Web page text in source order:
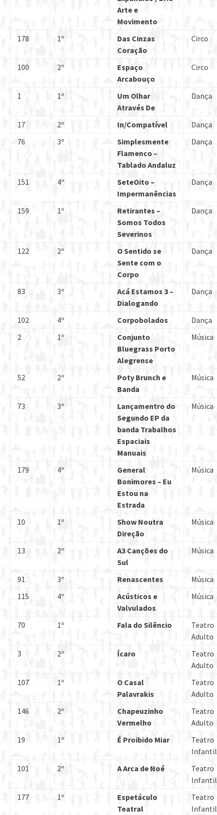
Arte e
Movimento
178
1º
Das Cinzas
Coração
Circo
100 2º
Espaço
Arcabouço
Circo
1 1º
Um Olhar
Através De
Dança
17 2º In/Compatível
Dança
76
3º
Simplesmente
Flamenco –
Tablado Andaluz
Dança
151 4º
SeteOito –
Impermanências
Dança
159 1º
Retirantes –
Somos Todos
Severinos
Dança
122 2º
O Sentido se
Sente com o
Corpo
Dança
83 3º
Acá Estamos 3 –
Dialogando
Dança
102 4º Corpobolados
Dança
2
1º
Conjunto
Bluegrass Porto
Alegrense
Música
52 2º
Poty Brunch e
Banda
Música
73 3º
Lançamentro do
Segundo EP da
banda Trabalhos
Espaciais
Manuais
Música
179 4º
General
Bonimores – Eu
Estou na
Estrada
Música
10 1º
Show Noutra
Direção
Música
13 2º
A3 Canções do
Sul
Música
91 3º Renascentes
Música
115
4º
Acústicos e
Valvulados
Música
70 1º Fala do Silêncio
Teatro
Adulto
3
2º Ícaro
Teatro
Adulto
107
1º
O Casal
Palavrakis
Teatro
Adulto
146
2º
Chapeuzinho
Vermelho
Teatro
Adulto
19
1º É Proibido Miar
Teatro
Infantil
101
2º A Arca de Noé
Teatro
Infantil
177
1º
Espetáculo
Teatral
Teatro
Infantil